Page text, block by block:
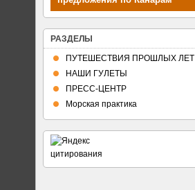
РАЗДЕЛЫ
ПУТЕШЕСТВИЯ ПРОШЛЫХ ЛЕТ
НАШИ ГУЛЕТЫ
ПРЕСС-ЦЕНТР
Морская практика